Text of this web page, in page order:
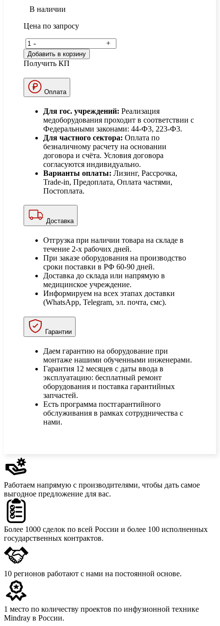
В наличии
Цена по запросу
- +
Добавить в корзину
Получить КП
Оплата
Для гос. учреждений: Реализация
медоборудования проходит в соответствии с
Федеральными законами: 44-Ф3, 223-Ф3.
Для частного сектора: Оплата по
безналичному расчету на основании
договора и счёта. Условия договора
согласуются индивидуально.
Варианты оплаты: Лизинг, Рассрочка,
Trade-in, Предоплата, Оплата частями,
Постоплата.
Доставка
Отгрузка при наличии товара на складе в
течение 2-х рабочих дней.
При заказе оборудования на производство
сроки поставки в РФ 60-90 дней.
Доставка до склада или напрямую в
медицинское учреждение.
Информируем на всех этапах доставки
(WhatsApp, Telegram, эл. почта, смс).
Гарантии
Даем гарантию на оборудование при
монтаже нашими обученными инженерами.
Гарантия 12 месяцев с даты ввода в
эксплуатацию: бесплатный ремонт
оборудования и поставка гарантийных
запчастей.
Есть программа постгарантийного
обслуживания в рамках сотрудничества с
нами.
Работаем напрямую с производителями, чтобы дать самое
выгодное предложение для вас.
Более 1000 сделок по всей России и более 100 исполненных
государственных контрактов.
10 регионов работают с нами на постоянной основе.
1 место по количеству проектов по инфузионной технике
Mindray в России.